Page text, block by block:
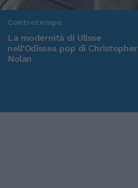
Controtempo
La modernità di Ulisse
nell'Odissea pop di Christopher
Nolan